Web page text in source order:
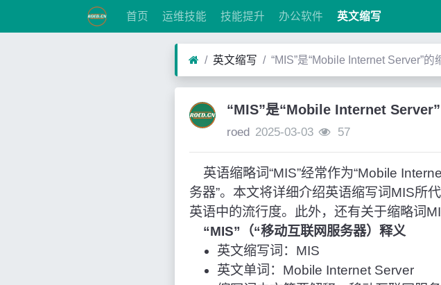
首页 运维技能 技能提升 办公软件 英文缩写
英文缩写 “MIS”是“Mobile Internet Server”
“MIS”是“Mobile Internet
roed 2025-03-03 57
英语缩略词“MIS”经常作为“Mobile
务器”。本文将详细介绍英语缩写词MIS所
英语中的流行度。此外，还有关于缩略词
“MIS”（“移动互联网服务器）释义
英文缩写词：MIS
英文单词：Mobile Internet Server